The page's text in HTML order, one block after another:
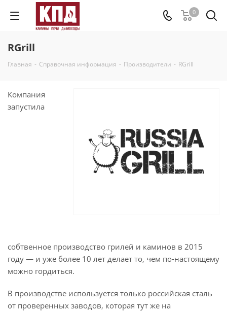
0
RGrill
Главная - Справочная информация - Производители - RGrill
Компания
запустила
собтвенное производство грилей и каминов в 2015
году — и уже более 10 лет делает то, чем по-настоящему
можно гордиться.
В производстве используется только российская сталь
от проверенных заводов, которая тут же на